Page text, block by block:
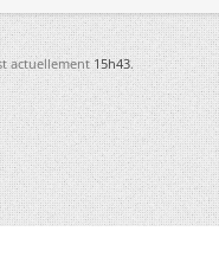
actuellement15h43.